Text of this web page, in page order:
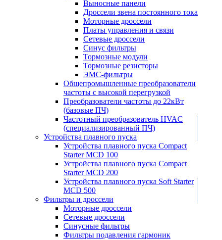
Выносные панели
Дроссели звена постоянного тока
Моторные дроссели
Платы управления и связи
Сетевые дроссели
Синус фильтры
Тормозные модули
Тормозные резисторы
ЭМС-фильтры
Общепромышленные преобразователи
частоты с высокой перегрузкой
Преобразователи частоты до 22кВт
(базовые ПЧ)
Частотный преобразователь HVAC
(специализированный ПЧ)
Устройства плавного пуска
Устройства плавного пуска Compact
Starter MCD 100
Устройства плавного пуска Compact
Starter MCD 200
Устройства плавного пуска Soft Starter
MCD 500
Фильтры и дроссели
Моторные дроссели
Сетевые дроссели
Синусные фильтры
Фильтры подавления гармоник